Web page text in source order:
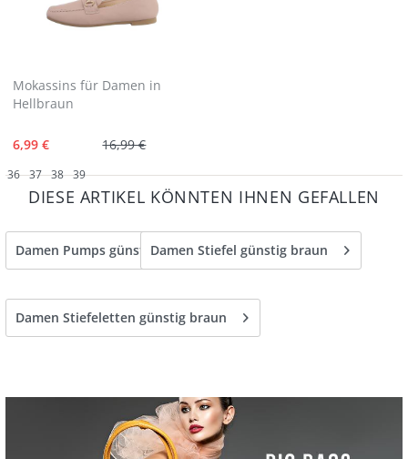
Mokassins für Damen in
Hellbraun
16,99 €
6,99 €
36 37 38 39
DIESE ARTIKEL KÖNNTEN IHNEN GEFALLEN
Damen Pumps günstig braunDamen Stiefel günstig braun
Damen Stiefeletten günstig braun